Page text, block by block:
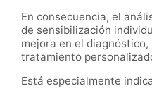
En consecuencia, el
de sensibilización
mejora en el
tratamiento
Está especialmente